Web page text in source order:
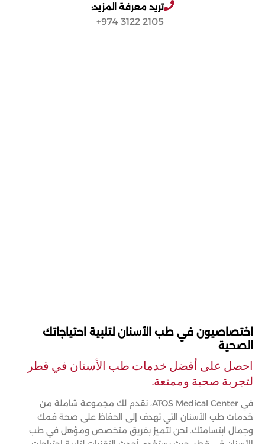
تريد معرفة المزيد:
2105 3122 974+
اختصاصيون في طب الأسنان لتلبية احتياجاتك
الصحية
احصل على أفضل خدمات طب الأسنان في قطر
لتجربة صحية وممتعة.
في ATOS Medical Center، نقدم لك مجموعة شاملة من
خدمات طب الأسنان التي تهدف إلى الحفاظ على صحة فمك
وجمال ابتسامتك. نحن نتميز بفريق متخصص ومؤهل في طب